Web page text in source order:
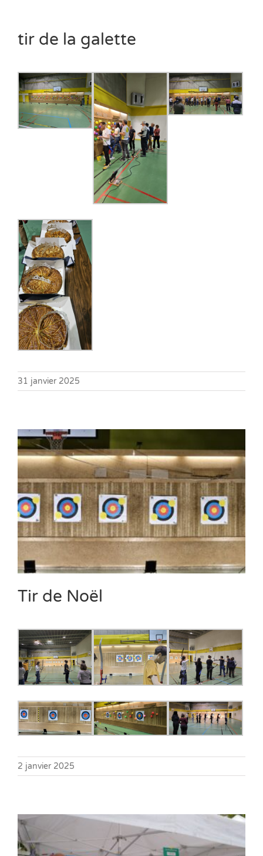
tir de la galette
31 janvier 2025
Tir de Noël
2 janvier 2025